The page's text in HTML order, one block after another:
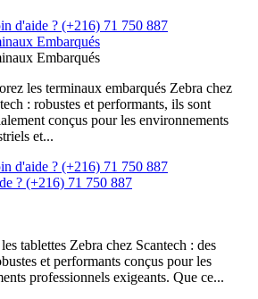
d'aide ? (+216) 71 750 887
Embarqués
Embarqués
les terminaux embarqués Zebra chez
: robustes et performants, ils sont
conçus pour les environnements
et...
d'aide ? (+216) 71 750 887
? (+216) 71 750 887
tablettes Zebra chez Scantech : des
et performants conçus pour les
professionnels exigeants. Que ce...